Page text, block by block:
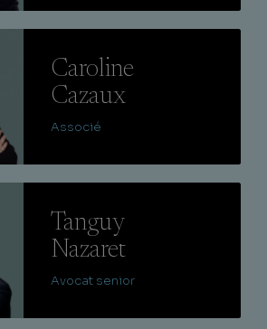
Caroline
Cazaux
Associé
Tanguy
Nazaret
Avocat senior